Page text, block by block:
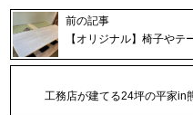
前の記事
【オリジナル】椅子や
工務店が建てる24坪の平家in